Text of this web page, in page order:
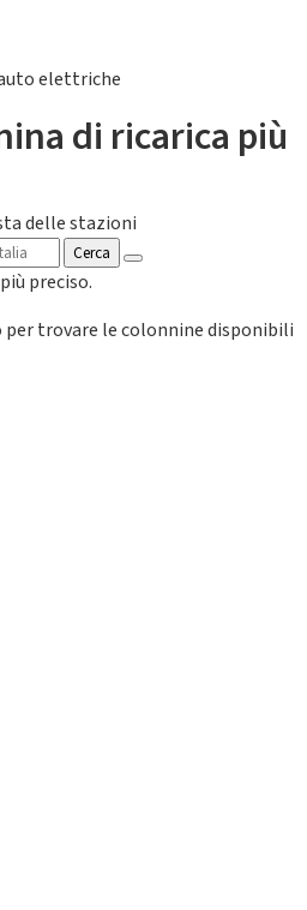
elettriche
di ricarica più
delle stazioni
Cerca
preciso.
trovare le colonnine disponibili